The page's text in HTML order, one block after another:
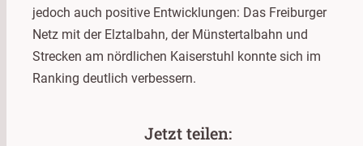
jedoch auch positive Entwicklungen: Das Freiburger
Netz mit der Elztalbahn, der Münstertalbahn und
Strecken am nördlichen Kaiserstuhl konnte sich im
Ranking deutlich verbessern.